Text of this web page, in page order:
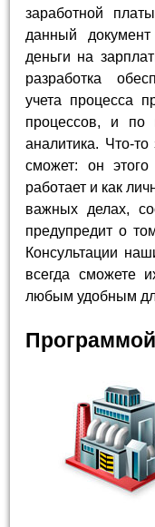
заработной
данный
деньги на
разработка
учета процесса
процессов, и по
аналитика. Что-
сможет: он
работает и как
важных делах,
предупредит о
Консультации
всегда сможете
любым удобным